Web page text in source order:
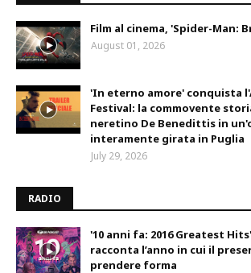
Film al cinema, 'Spider-Man:
August 01, 2026
'In eterno amore' conquista
Festival: la commovente
neretino De Benedittis in
interamente girata in Puglia
July 29, 2026
RADIO
'10 anni fa: 2016 Greatest
racconta l’anno in cui il
prendere forma